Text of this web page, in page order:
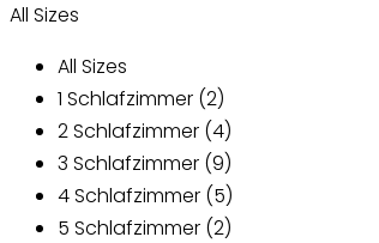
All Sizes
All Sizes
1 Schlafzimmer (2)
2 Schlafzimmer (4)
3 Schlafzimmer (9)
4 Schlafzimmer (5)
5 Schlafzimmer (2)